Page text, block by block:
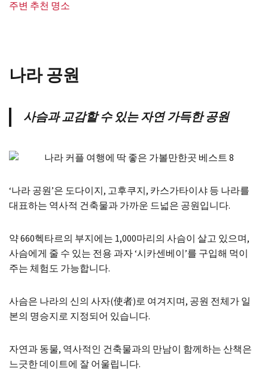
주변 추천 명소
나라 공원
사슴과 교감할 수 있는 자연 가득한 공원
‘나라 공원’은 도다이지, 고후쿠지, 카스가타이샤 등 나라를
대표하는 역사적 건축물과 가까운 드넓은 공원입니다.
약 660헥타르의 부지에는 1,000마리의 사슴이 살고 있으며,
사슴에게 줄 수 있는 전용 과자 ‘시카센베이’를 구입해 먹이
주는 체험도 가능합니다.
사슴은 나라의 신의 사자(使者)로 여겨지며, 공원 전체가 일
본의 명승지로 지정되어 있습니다.
자연과 동물, 역사적인 건축물과의 만남이 함께하는 산책은
느긋한 데이트에 잘 어울립니다.